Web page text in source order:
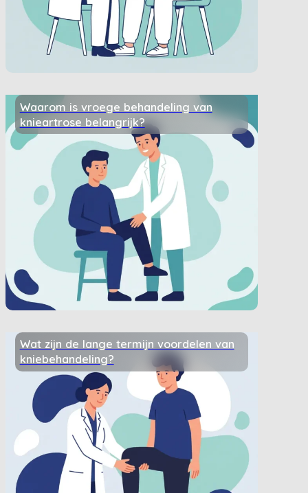
Waarom is vroege behandeling van
knieartrose belangrijk?
Wat zijn de lange termijn voordelen van
kniebehandeling?